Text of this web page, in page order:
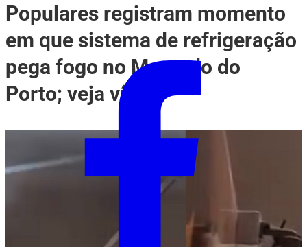
Populares registram momento
em que sistema de refrigeração
pega fogo no Mercado do
Porto; veja vídeo